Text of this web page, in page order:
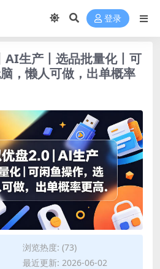
登录
AI生产丨选品批量化丨可
，懒人可做，出单概率
浏览热度: (73)
最近更新: 2026-06-02